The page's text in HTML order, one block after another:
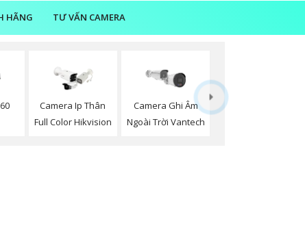
HÃNG TƯ VẤN CAMERA
Camera Ip Thân
Full Color Hikvision
Camera Ghi Âm
Ngoài Trời Vantech